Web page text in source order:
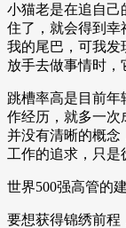
小猫老是在追自己
住了，就会得到幸
我的尾巴，可我发
放手去做事情时，
跳槽率高是目前年
作经历，就多一次
并没有清晰的概念
工作的追求，只是
世界500强高管的建
要想获得锦绣前程